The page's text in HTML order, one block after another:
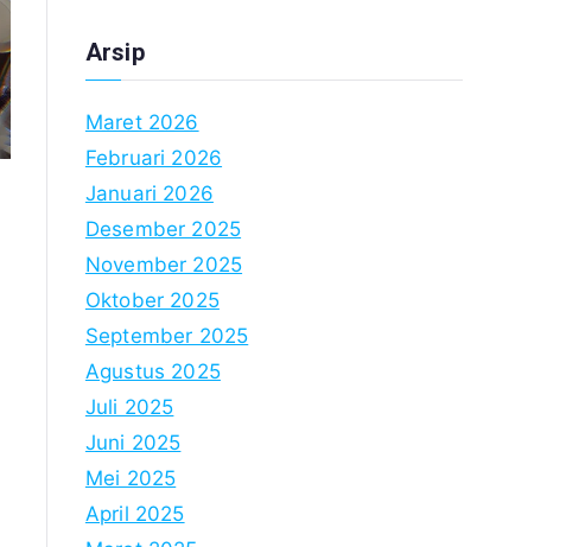
Arsip
Maret 2026
Februari 2026
Januari 2026
Desember 2025
November 2025
Oktober 2025
September 2025
Agustus 2025
Juli 2025
Juni 2025
Mei 2025
April 2025